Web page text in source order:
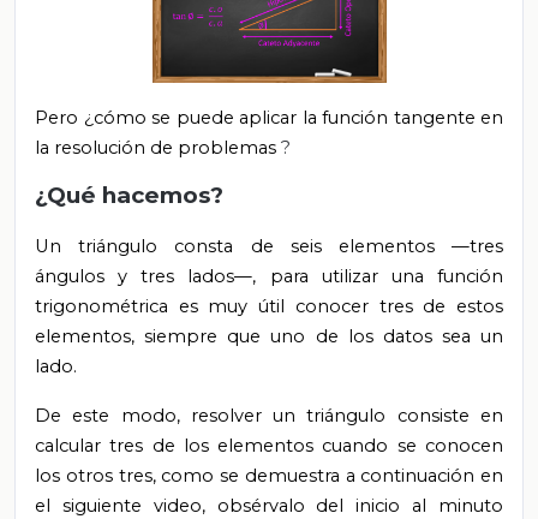
Pero ¿cómo se puede aplicar la función tangente en
la resolución de problemas ?
¿Qué hacemos?
Un triángulo consta de seis elementos —tres
ángulos y tres lados—, para utilizar una función
trigonométrica es muy útil conocer tres de estos
elementos, siempre que uno de los datos sea un
lado.
De este modo, resolver un triángulo consiste en
calcular tres de los elementos cuando se conocen
los otros tres, como se demuestra a continuación en
el siguiente video, obsérvalo del inicio al minuto